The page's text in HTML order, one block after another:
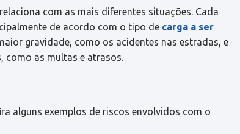
com as mais diferentes situações. Cada
de acordo com o tipo de carga a ser
gravidade, como os acidentes nas estradas, e
como as multas e atrasos.
alguns exemplos de riscos envolvidos com o